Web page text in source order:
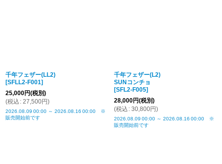
千年フェザー(LL2)
[SFLL2-F001]
25,000円(税別)
(税込 : 27,500円)
2026.08.09 00:00 ～ 2026.08.16 00:00 ※
販売開始前です
千年フェザー(L2)
SUNコンチョ
[SFL2-F005]
28,000円(税別)
(税込 : 30,800円)
2026.08.09 00:00 ～ 2026.08.16 00:00 ※
販売開始前です